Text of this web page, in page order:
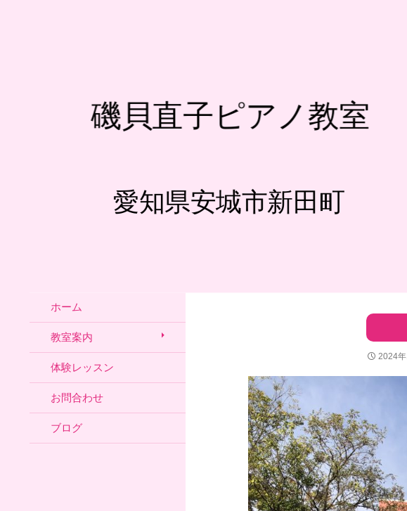
愛知県安城市新田町
磯貝直子ピアノ教室
2024
ホーム
教室案内
体験レッスン
お問合わせ
ブログ